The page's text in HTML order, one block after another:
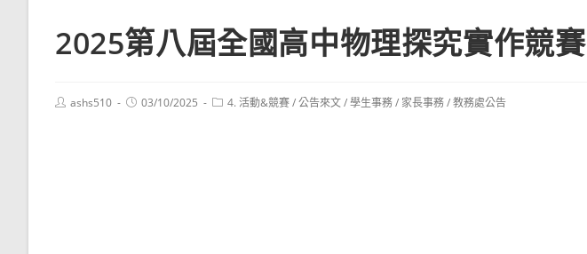
2025第八屆全國高中物理探究實作競賽
Postashs510
Post03/10/2025
Post4. 活動&競賽/公告來文/學生事務/ 家長事務/教務處公告